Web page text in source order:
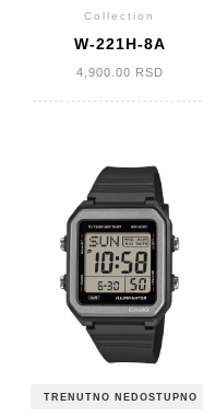
Collection
W-221H-8A
4,900.00 RSD
TRENUTNO NEDOSTUPNO